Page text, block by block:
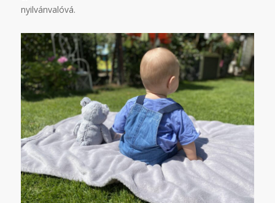
nyilvánvalóvá.